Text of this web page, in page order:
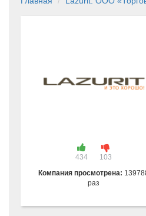
434
103
Компания просмотрена:
раз